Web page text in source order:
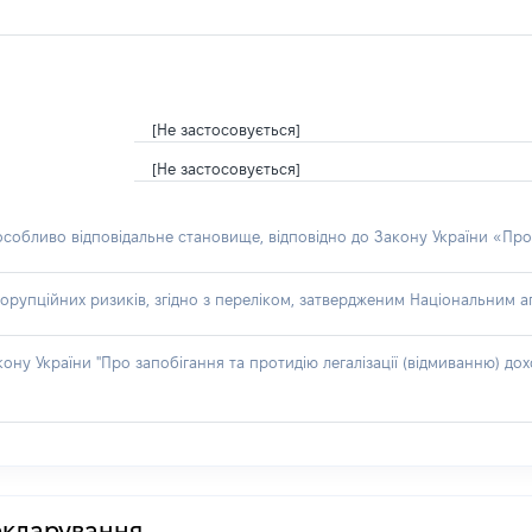
[Не застосовується]
[Не застосовується]
відповідальне становище, відповідно до Закону України «Про
ризиків, згідно з переліком, затвердженим Національним
України "Про запобігання та протидію легалізації